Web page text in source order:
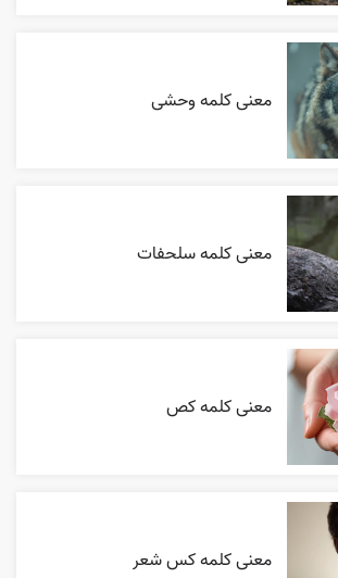
معنی کلمه وحشی
معنی کلمه سلحفات
معنی کلمه کص
معنی کلمه کس شعر